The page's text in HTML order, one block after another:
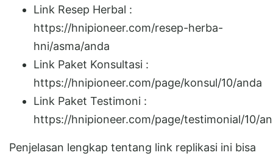
Link Resep Herbal :
https://hnipioneer.com/resep-herba-
hni/asma/anda
Link Paket Konsultasi :
https://hnipioneer.com/page/konsul/10/anda
Link Paket Testimoni :
https://hnipioneer.com/page/testimonial/10/
Penjelasan lengkap tentang link replikasi ini bisa